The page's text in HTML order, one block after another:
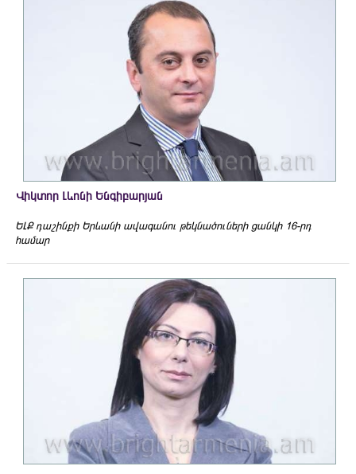
Վիկտոր Լևոնի Ենգիբարյան
ԵԼՔ դաշինքի Երևանի ավագանու թեկնածուների ցանկի 16-րդ
համար